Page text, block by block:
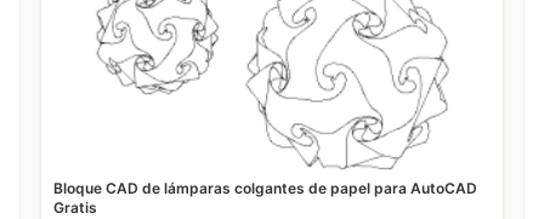
Bloque CAD de lámparas colgantes de papel para AutoCAD
Gratis